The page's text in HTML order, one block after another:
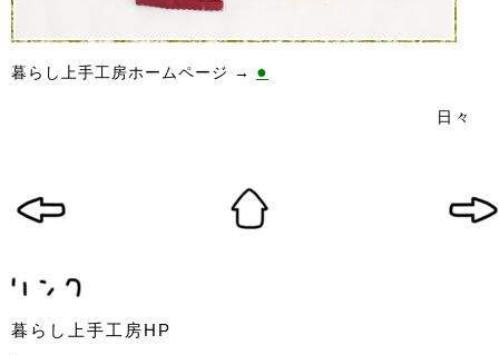
暮らし上手工房ホームページ → ●
日々
暮らし上手工房HP